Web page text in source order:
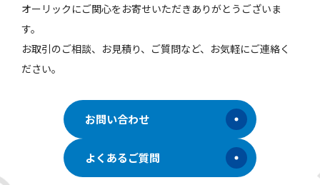
オーリックにご関心をお寄せいただきありがとうございま
す。
お取引のご相談、お見積り、ご質問など、お気軽にご連絡く
ださい。
お問い合わせ
よくあるご質問